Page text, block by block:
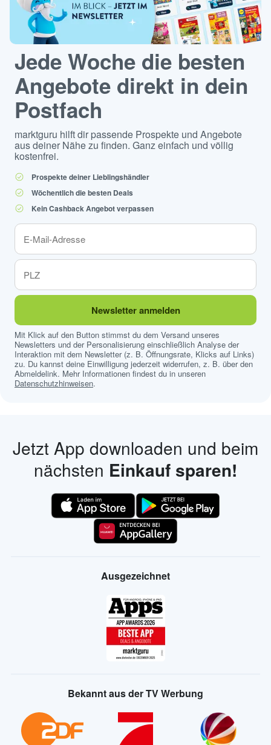
Jede Woche die besten
Angebote direkt in dein
Postfach
marktguru hilft dir passende Prospekte und Angebote
aus deiner Nähe zu finden. Ganz einfach und völlig
kostenfrei.
Prospekte deiner Lieblingshändler
Wöchentlich die besten Deals
Kein Cashback Angebot verpassen
Newsletter anmelden
Mit Klick auf den Button stimmst du dem Versand unseres
Newsletters und der Personalisierung einschließlich Analyse der
Interaktion mit dem Newsletter (z. B. Öffnungsrate, Klicks auf Links)
zu. Du kannst deine Einwilligung jederzeit widerrufen, z. B. über den
Abmeldelink. Mehr Informationen findest du in unseren
Datenschutzhinweisen.
Jetzt App downloaden und beim
nächsten Einkauf sparen!
Ausgezeichnet
Bekannt aus der TV Werbung